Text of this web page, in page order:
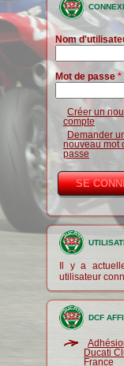
Nom
Mot de passe *
Créer un
compte
Demander
nouveau mot
passe
Il y a
utilisateur
DCF
Ducati
France